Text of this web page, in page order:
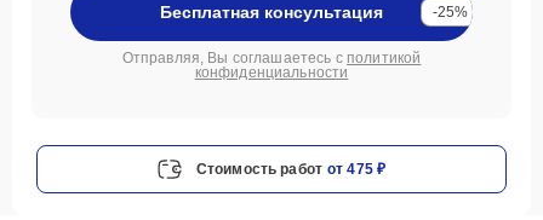
Бесплатная консультация -25%
Отправляя, Вы соглашаетесь с политикой
конфиденциальности
Стоимость работ от 475 ₽